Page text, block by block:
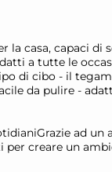
casa, capaci di
a tutte le
di cibo - il
da pulire -
ad un
per creare un